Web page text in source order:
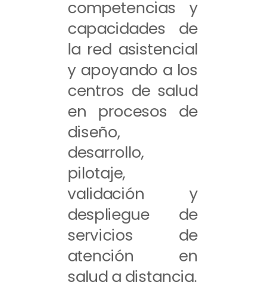
competencias y
capacidades de
la red asistencial
y apoyando a los
centros de salud
en procesos de
diseño,
desarrollo,
pilotaje,
validación y
despliegue de
servicios de
atención en
salud a distancia.